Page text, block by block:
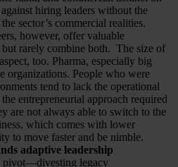
hiring leaders without the
sector’s commercial realities.
however, offer valuable
but rarely combine both. The size of
too. Pharma, especially big
organizations. People who were
tend to lack the operational
entrepreneurial approach required
are not always able to switch to the
which comes with lower
to move faster and be nimble.
adaptive leadership
pivot—divesting legacy